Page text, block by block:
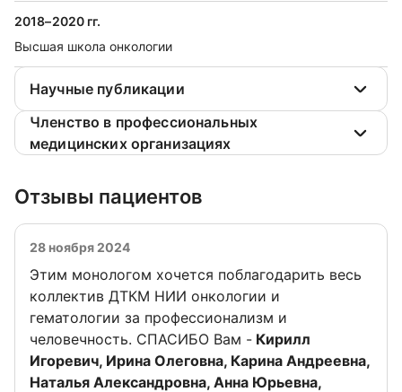
2018–2020 гг.
Высшая школа онкологии
Научные публикации
Членство в профессиональных
медицинских организациях
Отзывы пациентов
28 ноября 2024
Этим монологом хочется поблагодарить весь
коллектив ДТКМ НИИ онкологии и
гематологии за профессионализм и
человечность. СПАСИБО Вам - Кирилл
Игоревич, Ирина Олеговна, Карина Андреевна,
Наталья Александровна, Анна Юрьевна,